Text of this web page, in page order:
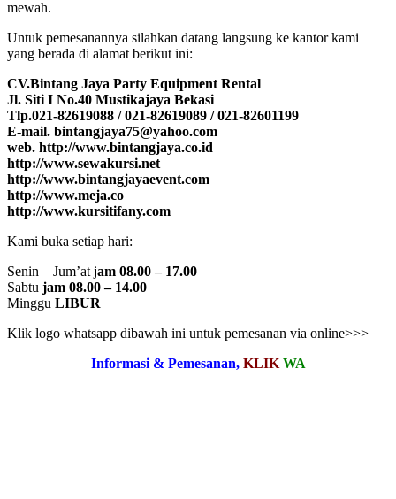
mewah.
Untuk pemesanannya silahkan datang langsung ke kantor kami
yang berada di alamat berikut ini:
CV.Bintang Jaya Party Equipment Rental
Jl. Siti I No.40 Mustikajaya Bekasi
Tlp.021-82619088 / 021-82619089 / 021-82601199
E-mail. bintangjaya75@yahoo.com
web. http://www.bintangjaya.co.id
http://www.sewakursi.net
http://www.bintangjayaevent.com
http://www.meja.co
http://www.kursitifany.com
Kami buka setiap hari:
Senin – Jum’at jam 08.00 – 17.00
Sabtu jam 08.00 – 14.00
Minggu LIBUR
Klik logo whatsapp dibawah ini untuk pemesanan via online>>>
Informasi & Pemesanan, KLIK WA